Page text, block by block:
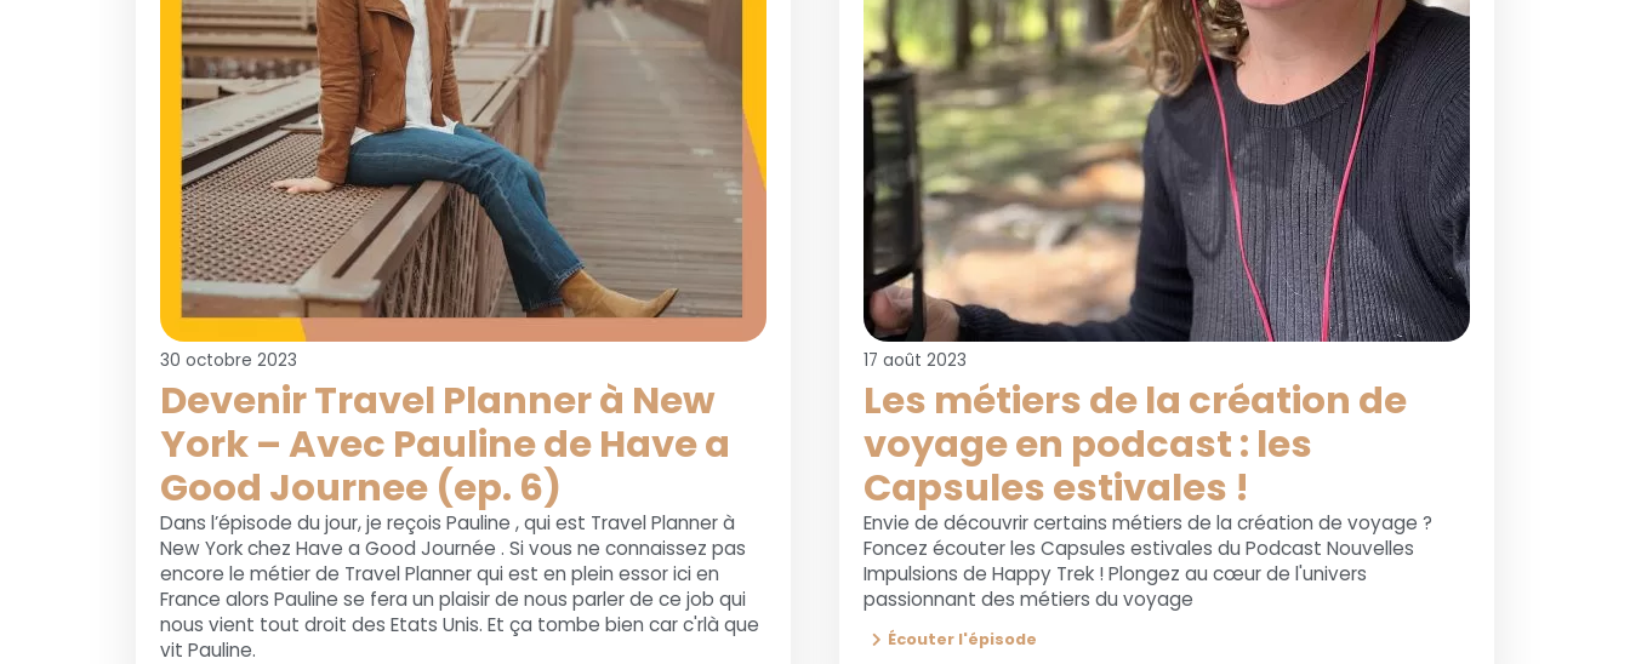
30 octobre 2023
Devenir Travel Planner à New
York – Avec Pauline de Have a
Good Journee (ep. 6)
Dans l’épisode du jour, je reçois Pauline , qui est Travel Planner à
New York chez Have a Good Journée . Si vous ne connaissez pas
encore le métier de Travel Planner qui est en plein essor ici en
France alors Pauline se fera un plaisir de nous parler de ce job qui
nous vient tout droit des Etats Unis. Et ça tombe bien car c'rlà que
vit Pauline.
17 août 2023
Les métiers de la création de
voyage en podcast : les
Capsules estivales !
Envie de découvrir certains métiers de la création de voyage ?
Foncez écouter les Capsules estivales du Podcast Nouvelles
Impulsions de Happy Trek ! Plongez au cœur de l'univers
passionnant des métiers du voyage
Écouter l'épisode